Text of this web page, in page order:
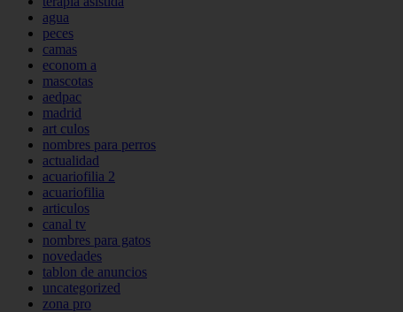
agua
peces
camas
econom a
mascotas
aedpac
madrid
art culos
nombres para perros
actualidad
acuariofilia 2
acuariofilia
articulos
canal tv
nombres para gatos
novedades
tablon de anuncios
uncategorized
zona pro